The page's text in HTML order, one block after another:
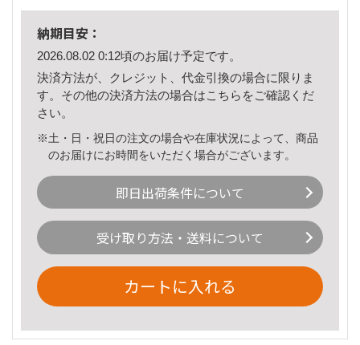
納期目安：
2026.08.02 0:12頃のお届け予定です。
決済方法が、クレジット、代金引換の場合に限りま
す。その他の決済方法の場合はこちら をご確認くだ
さい。
※土・日・祝日の注文の場合や在庫状況によって、商品
のお届けにお時間をいただく場合がございます。
即日出荷条件について
受け取り方法・送料について
カートに入れる